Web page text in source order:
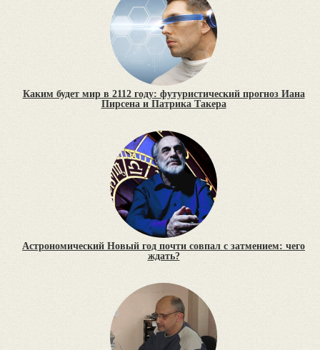
Каким будет мир в 2112 году: футуристический прогноз Иана
Пирсена и Патрика Такера
Астрономический Новый год почти совпал с затмением: чего
ждать?